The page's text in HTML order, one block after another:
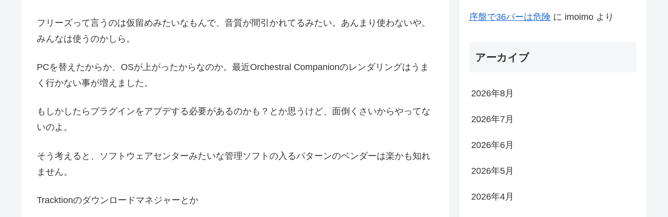
フリーズって言うのは仮留めみたいなもんで、音質が間引かれてるみたい。あんまり使わないや。
みんなは使うのかしら。
PCを替えたからか、OSが上がったからなのか。最近Orchestral Companionのレンダリングはうま
く行かない事が増えました。
もしかしたらプラグインをアプデする必要があるのかも？とか思うけど、面倒くさいからやってな
いのよ。
そう考えると、ソフトウェアセンターみたいな管理ソフトの入るパターンのベンダーは楽かも知れ
ません。
Tracktionのダウンロードマネジャーとか
序盤で36パーは危険 に imoimo より
アーカイブ
2026年8月
2026年7月
2026年6月
2026年5月
2026年4月